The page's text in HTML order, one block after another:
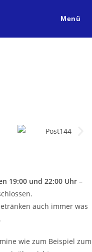
Menü
19:00 und 22:00 Uhr –
auch immer was
wie zum Beispiel zum